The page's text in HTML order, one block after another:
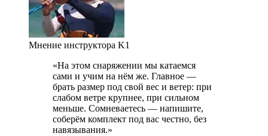
Мнение инструктора K1
«На этом снаряжении мы катаемся
сами и учим на нём же. Главное —
брать размер под свой вес и ветер: при
слабом ветре крупнее, при сильном
меньше. Сомневаетесь — напишите,
соберём комплект под вас честно, без
навязывания.»